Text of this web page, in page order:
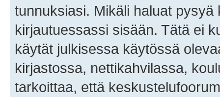
tunnuksiasi. Mikäli haluat
kirjautuessassi sisään. Tätä ei
käytät julkisessa käytössä
kirjastossa, nettikahvilassa,
tarkoittaa, että